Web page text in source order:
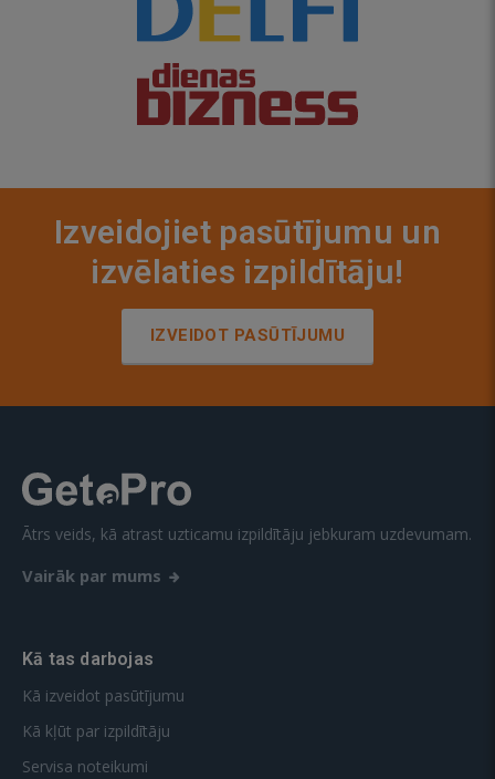
Izveidojiet pasūtījumu un
izvēlaties izpildītāju!
IZVEIDOT PASŪTĪJUMU
Ātrs veids, kā atrast uzticamu izpildītāju jebkuram uzdevumam.
Vairāk par mums
Kā tas darbojas
Kā izveidot pasūtījumu
Kā kļūt par izpildītāju
Servisa noteikumi